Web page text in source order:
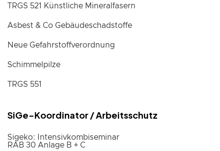
TRGS 521 Künstliche Mineralfasern
Asbest & Co Gebäudeschadstoffe
Neue Gefahrstoffverordnung
Schimmelpilze
TRGS 551
SiGe-Koordinator / Arbeitsschutz
Sigeko: Intensivkombiseminar
RAB 30 Anlage B + C